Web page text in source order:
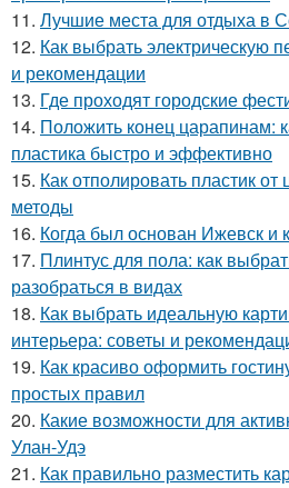
11. Лучшие места для отдыха в
12. Как выбрать электрическую
и рекомендации
13. Где проходят городские
14. Положить конец царапинам:
пластика быстро и эффективно
15. Как отполировать пластик
методы
16. Когда был основан Ижевск и
17. Плинтус для пола: как
разобраться в видах
18. Как выбрать идеальную
интерьера: советы и
19. Как красиво оформить
простых правил
20. Какие возможности для
Улан-Удэ
21. Как правильно разместить